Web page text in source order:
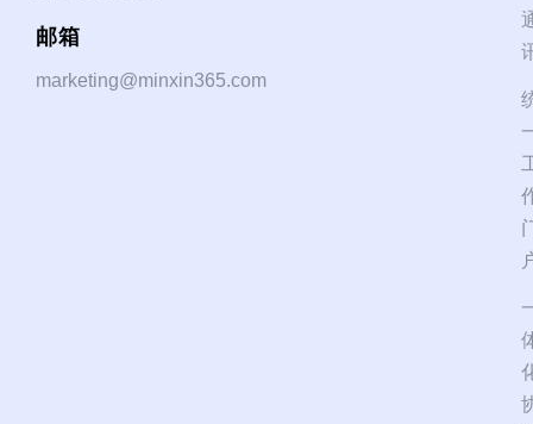
邮箱
marketing@minxin365.com